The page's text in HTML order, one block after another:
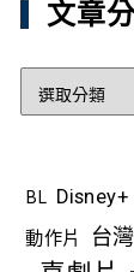
文章
BL
Disney+
動作片 台